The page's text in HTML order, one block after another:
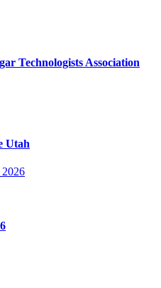
Technologists Association
Utah
2026